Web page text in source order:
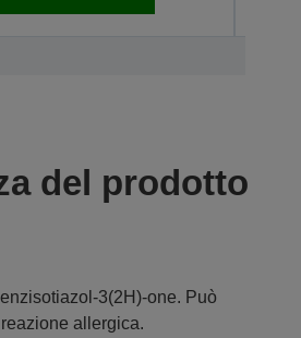
del prodotto
3(2H)-one. Può
allergica.